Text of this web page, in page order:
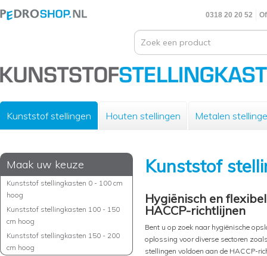
0318 20 20 52
Kunststof stellingen Houten stellingen Metalen
Maak uw keuze
Kunststof stellingkasten 0 - 100 cm
hoog
Kunststof stellingkasten 100 - 150
cm hoog
Kunststof stellingkasten 150 - 200
cm hoog
Kunststof
Hygiënisch en
HACCP-richtlijnen
Bent u op zoek naar hygiënische
oplossing voor diverse sectoren
stellingen voldoen aan de HACCP-